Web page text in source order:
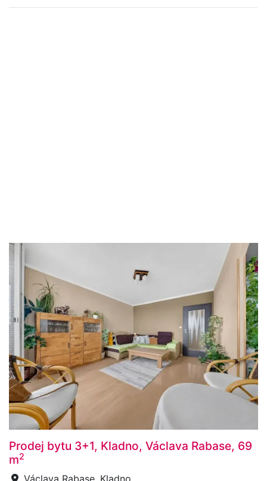
Prodej bytu 3+1, Kladno, Václava Rabase, 69
m2